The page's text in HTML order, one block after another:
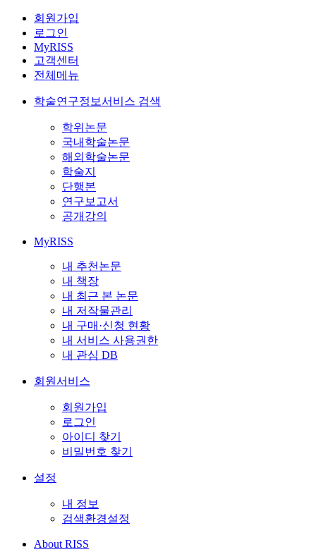
회원가입
로그인
MyRISS
고객센터
전체메뉴
학술연구정보서비스 검색
학위논문
국내학술논문
해외학술논문
학술지
단행본
연구보고서
공개강의
MyRISS
내 추천논문
내 책장
내 최근 본 논문
내 저작물관리
내 구매·신청 현황
내 서비스 사용권한
내 관심 DB
회원서비스
회원가입
로그인
아이디 찾기
비밀번호 찾기
설정
내 정보
검색환경설정
About RISS